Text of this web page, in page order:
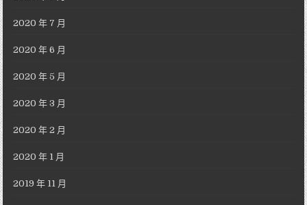
2020 年 7 月
2020 年 6 月
2020 年 5 月
2020 年 3 月
2020 年 2 月
2020 年 1 月
2019 年 11 月